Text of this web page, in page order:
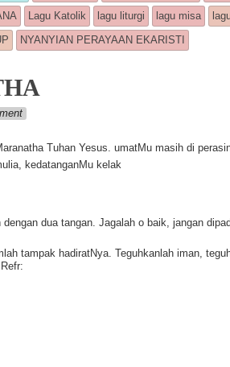
Lagu Katolik lagu liturgi lagu misa
NYANYIAN PERAYAAN EKARISTI
music
Tuhan Yesus. umatMu masih di
kedatanganMu kelak
dua tangan. Jagalah o baik, jangan
tampak hadiratNya. Teguhkanlah iman,